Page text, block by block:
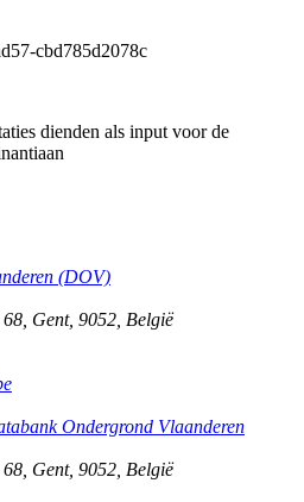
cbd785d2078c
dienden als input voor de
(DOV)
68 Gent, 9052 België
Ondergrond Vlaanderen
68 Gent, 9052 België